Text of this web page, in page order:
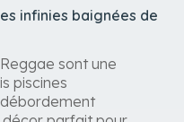
infinies baignées de
sont une
piscines